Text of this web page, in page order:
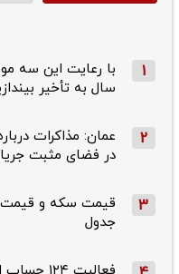
1
سال به تأخیر
2
عمان: مذاکرات
در فضای مثبت
3
جدول